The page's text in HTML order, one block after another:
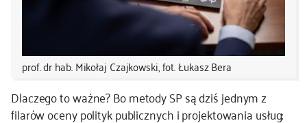
prof. dr hab. Mikołaj Czajkowski, fot. Łukasz Bera
Dlaczego to ważne? Bo metody SP są dziś jednym z
filarów oceny polityk publicznych i projektowania usług: